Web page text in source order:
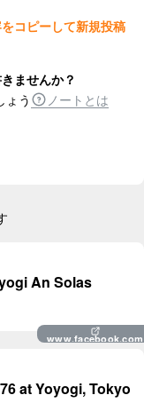
コピーして新規投稿
ませんか？
ょう
ノートとは
An Solas
www.facebook.com
at Yoyogi, Tokyo